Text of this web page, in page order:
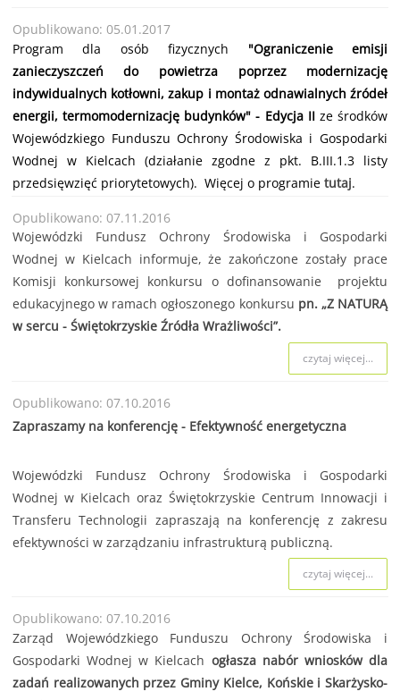
Opublikowano: 05.01.2017
Program dla osób fizycznych "Ograniczenie emisji
zanieczyszczeń do powietrza poprzez modernizację
indywidualnych kotłowni, zakup i montaż odnawialnych źródeł
energii, termomodernizację budynków" - Edycja II ze środków
Wojewódzkiego Funduszu Ochrony Środowiska i Gospodarki
Wodnej w Kielcach (działanie zgodne z pkt. B.III.1.3 listy
przedsięwzięć priorytetowych). Więcej o programie tutaj.
Opublikowano: 07.11.2016
Wojewódzki Fundusz Ochrony Środowiska i Gospodarki
Wodnej w Kielcach informuje, że zakończone zostały prace
Komisji konkursowej konkursu o dofinansowanie projektu
edukacyjnego w ramach ogłoszonego konkursu pn. „Z NATURĄ
w sercu - Świętokrzyskie Źródła Wrażliwości”.
czytaj więcej...
Opublikowano: 07.10.2016
Zapraszamy na konferencję - Efektywność energetyczna
Wojewódzki Fundusz Ochrony Środowiska i Gospodarki
Wodnej w Kielcach oraz Świętokrzyskie Centrum Innowacji i
Transferu Technologii zapraszają na konferencję z zakresu
efektywności w zarządzaniu infrastrukturą publiczną.
czytaj więcej...
Opublikowano: 07.10.2016
Zarząd Wojewódzkiego Funduszu Ochrony Środowiska i
Gospodarki Wodnej w Kielcach ogłasza nabór wniosków dla
zadań realizowanych przez Gminy Kielce, Końskie i Skarżysko-